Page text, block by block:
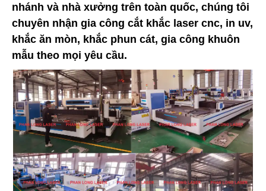
nhánh và nhà xưởng trên toàn quốc, chúng tôi
chuyên nhận gia công cắt khắc laser cnc, in uv,
khắc ăn mòn, khắc phun cát, gia công khuôn
mẫu theo mọi yêu cầu.